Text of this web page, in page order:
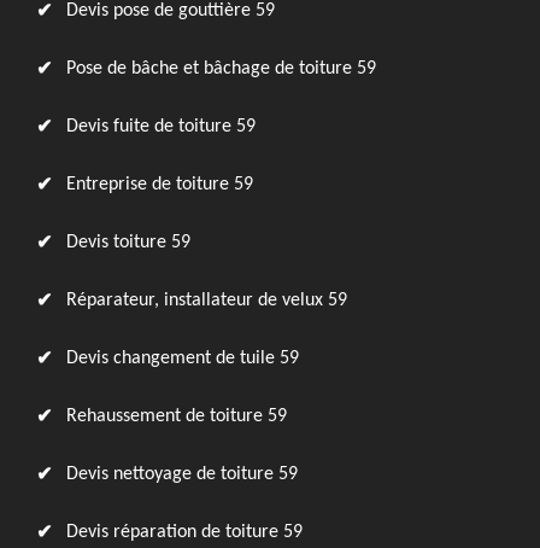
Devis pose de gouttière 59
Pose de bâche et bâchage de toiture 59
Devis fuite de toiture 59
Entreprise de toiture 59
Devis toiture 59
Réparateur, installateur de velux 59
Devis changement de tuile 59
Rehaussement de toiture 59
Devis nettoyage de toiture 59
Devis réparation de toiture 59